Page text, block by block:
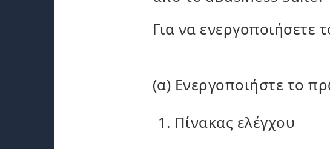
Για να
(α) Ενεργοποιήστε το
Πίνακας ελέγχου